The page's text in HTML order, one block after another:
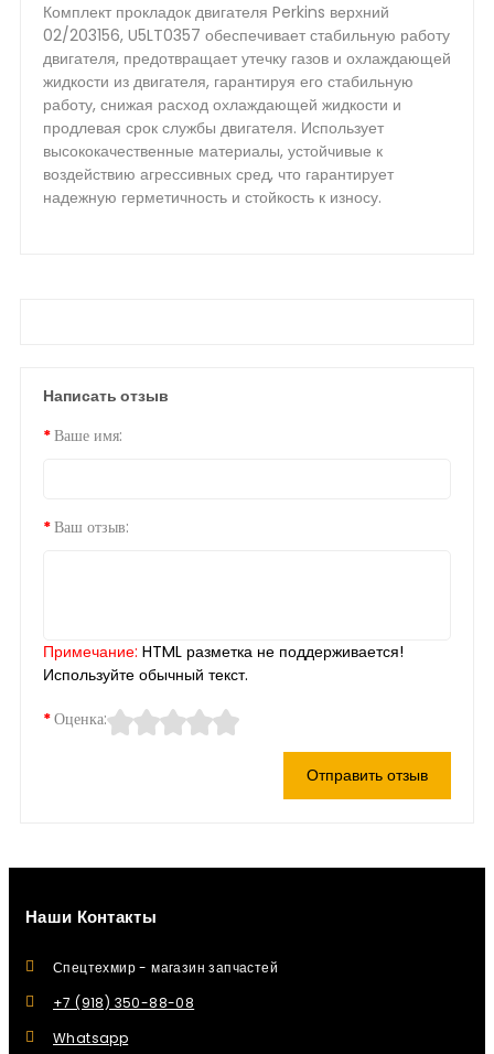
Комплект прокладок двигателя Perkins верхний
02/203156, U5LT0357 обеспечивает стабильную работу
двигателя, предотвращает утечку газов и охлаждающей
жидкости из двигателя, гарантируя его стабильную
работу, снижая расход охлаждающей жидкости и
продлевая срок службы двигателя. Использует
высококачественные материалы, устойчивые к
воздействию агрессивных сред, что гарантирует
надежную герметичность и стойкость к износу.
Написать отзыв
Ваше имя:
Ваш отзыв:
Примечание: HTML разметка не поддерживается!
Используйте обычный текст.
Оценка:
Отправить отзыв
Наши Контакты
Спецтехмир - магазин запчастей
+7 (918) 350-88-08
Whatsapp